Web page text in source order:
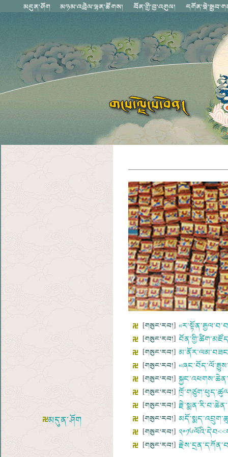
མདུན་ཤོག
[གསུང་རབ།]
[གསུང་རབ།]
[གསུང་རབ།]
[གསུང་རབ།]
[གསུང་རབ།]
[གསུང་རབ།]
[གསུང་རབ།]
[གསུང་རབ།]
[གསུང་རབ།]
[གསུང་རབ།]